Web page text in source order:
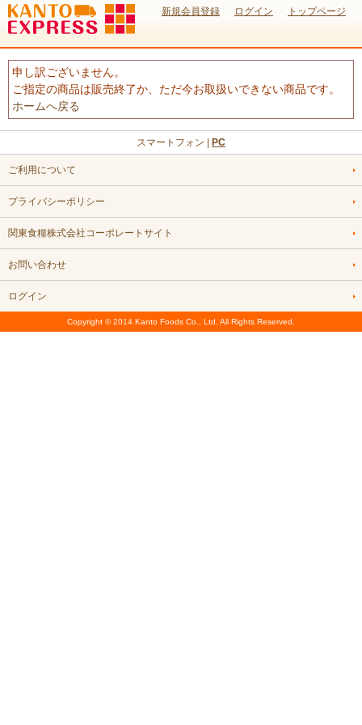
新規会員登録 ログイン トップページ
申し訳ございません。
ご指定の商品は販売終了か、ただ今お取扱いできない商品です。
ホームへ戻る
スマートフォン | PC
ご利用について
プライバシーポリシー
関東食糧株式会社コーポレートサイト
お問い合わせ
ログイン
Copyright © 2014 Kanto Foods Co., Ltd. All Rights Reserved.